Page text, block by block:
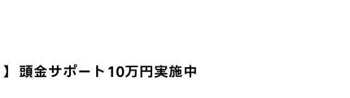
頭金サポート10万円実施中